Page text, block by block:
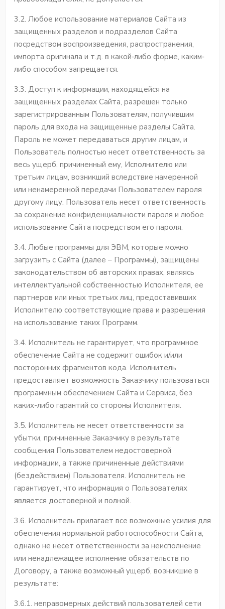
3.2. Любое использование материалов Сайта из
защищенных разделов и подразделов Сайта
посредством воспроизведения, распространения,
импорта оригинала и т.д. в какой‐либо форме, каким‐
либо способом запрещается.
3.3. Доступ к информации, находящейся на
защищенных разделах Сайта, разрешен только
зарегистрированным Пользователям, получившим
пароль для входа на защищенные разделы Сайта.
Пароль не может передаваться другим лицам, и
Пользователь полностью несет ответственность за
весь ущерб, причиненный ему, Исполнителю или
третьим лицам, возникший вследствие намеренной
или ненамеренной передачи Пользователем пароля
другому лицу. Пользователь несет ответственность
за сохранение конфиденциальности пароля и любое
использование Сайта посредством его пароля.
3.4. Любые программы для ЭВМ, которые можно
загрузить с Сайта (далее – Программы), защищены
законодательством об авторских правах, являясь
интеллектуальной собственностью Иcполнителя, ее
партнеров или иных третьих лиц, предоставивших
Исполнителю соответствующие права и разрешения
на использование таких Программ.
3.4. Исполнитель не гарантирует, что программное
обеспечение Cайта не содержит ошибок и/или
посторонних фрагментов кода. Исполнитель
предоставляет возможность Заказчику пользоваться
программным обеспечением Сайта и Сервиса, без
каких-либо гарантий со стороны Исполнителя.
3.5. Исполнитель не несет ответственности за
убытки, причиненные Заказчику в результате
сообщения Пользователем недостоверной
информации, а также причиненные действиями
(бездействием) Пользователя. Исполнитель не
гарантирует, что информация о Пользователях
является достоверной и полной.
3.6. Исполнитель прилагает все возможные усилия для
обеспечения нормальной работоспособности Сайта,
однако не несет ответственности за неисполнение
или ненадлежащее исполнение обязательств по
Договору, а также возможный ущерб, возникшие в
результате:
3.6.1. неправомерных действий пользователей сети